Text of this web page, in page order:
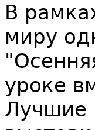
В
миру
уроке
Лучшие